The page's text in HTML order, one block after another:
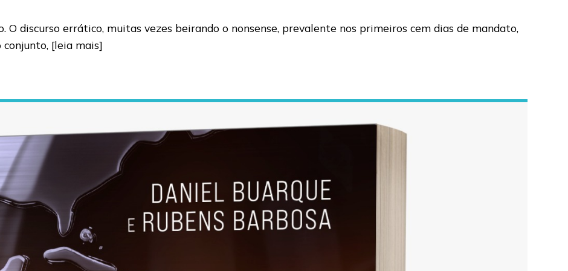
O discurso errático, muitas vezes beirando o nonsense, prevalente nos primeiros cem dias de mandato,
conjunto, [leia mais]